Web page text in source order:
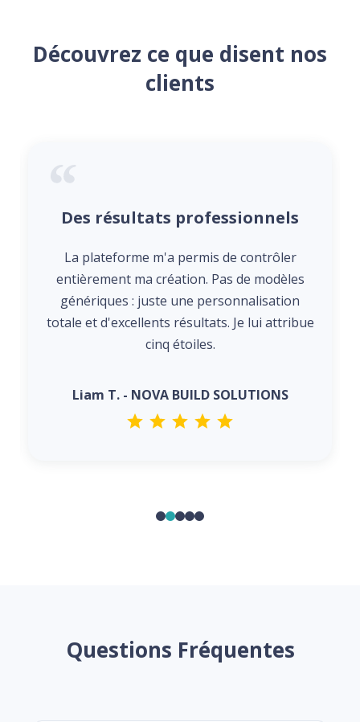
Découvrez ce que disent nos
clients
Des résultats professionnels
La plateforme m'a permis de contrôler
entièrement ma création. Pas de modèles
génériques : juste une personnalisation
totale et d'excellents résultats. Je lui attribue
cinq étoiles.
Liam T. - NOVA BUILD SOLUTIONS
Questions Fréquentes